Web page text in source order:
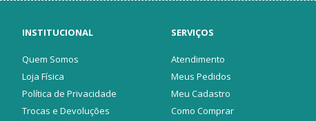
INSTITUCIONAL
Quem Somos
Loja Física
Política de Privacidade
Trocas e Devoluções
SERVIÇOS
Atendimento
Meus Pedidos
Meu Cadastro
Como Comprar